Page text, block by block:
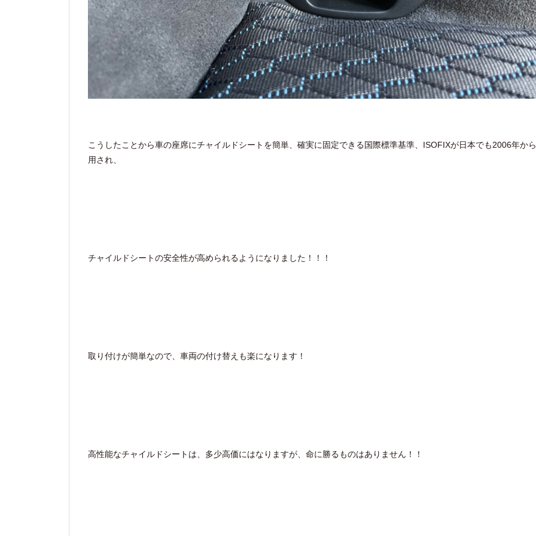
こうしたことから車の座席にチャイルドシートを簡単、確実に固定できる国際標準基準、ISOFIXが日本でも2006年か
用され、
チャイルドシートの安全性が高められるようになりました！！！
取り付けが簡単なので、車両の付け替えも楽になります！
高性能なチャイルドシートは、多少高価にはなりますが、命に勝るものはありません！！